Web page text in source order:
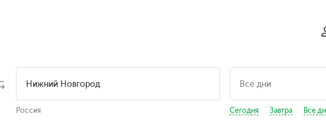
Россия Сегодня Завтра Все